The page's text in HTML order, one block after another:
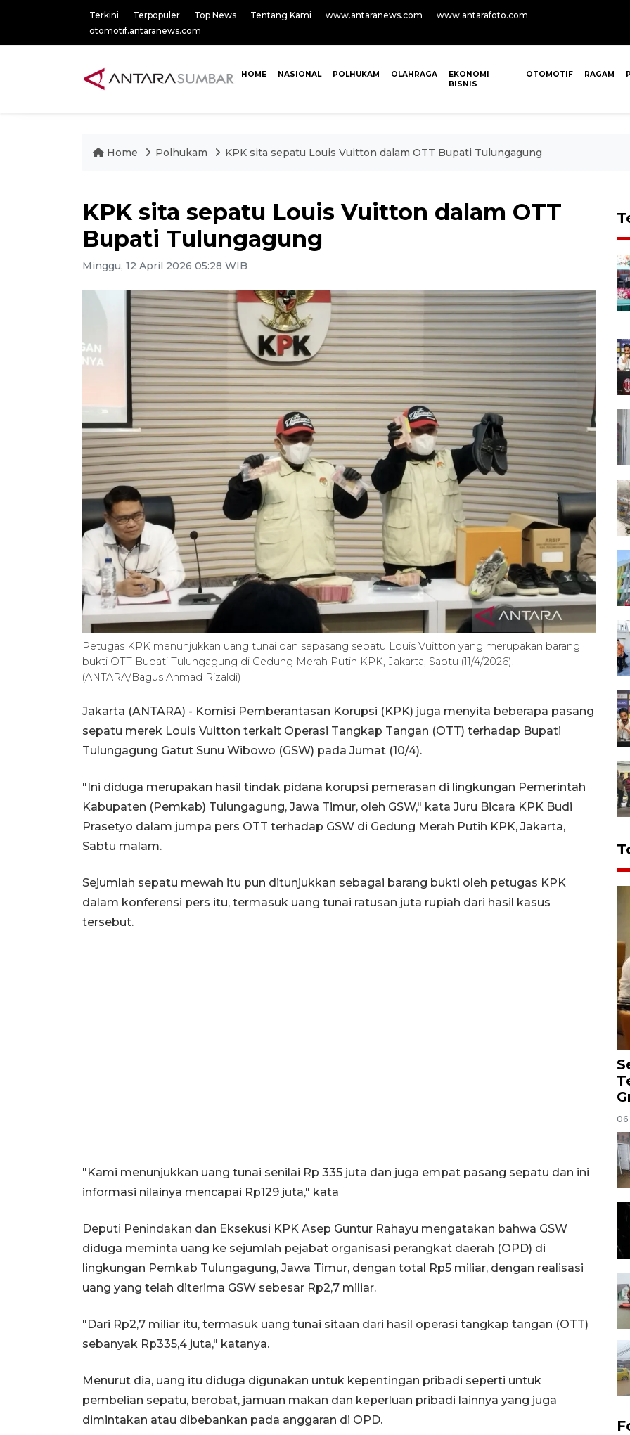
Terkini Terpopuler Top News Tentang Kami www.antaranews.com
www.antarafoto.com
otomotif.antaranews.com
HOME NASIONAL POLHUKAM OLAHRAGA
EKONOMI
BISNIS
OTOMOTIF RAGAM
Home Polhukam KPK sita sepatu Louis Vuitton dalam OTT Bupati Tulungagung
KPK sita sepatu Louis Vuitton dalam OTT
Bupati Tulungagung
Minggu, 12 April 2026 05:28 WIB
Petugas KPK menunjukkan uang tunai dan sepasang sepatu Louis Vuitton yang merupakan barang
bukti OTT Bupati Tulungagung di Gedung Merah Putih KPK, Jakarta, Sabtu (11/4/2026).
(ANTARA/Bagus Ahmad Rizaldi)
Jakarta (ANTARA) - Komisi Pemberantasan Korupsi (KPK) juga menyita beberapa pasang
sepatu merek Louis Vuitton terkait Operasi Tangkap Tangan (OTT) terhadap Bupati
Tulungagung Gatut Sunu Wibowo (GSW) pada Jumat (10/4).
"Ini diduga merupakan hasil tindak pidana korupsi pemerasan di lingkungan Pemerintah
Kabupaten (Pemkab) Tulungagung, Jawa Timur, oleh GSW," kata Juru Bicara KPK Budi
Prasetyo dalam jumpa pers OTT terhadap GSW di Gedung Merah Putih KPK, Jakarta,
Sabtu malam.
Sejumlah sepatu mewah itu pun ditunjukkan sebagai barang bukti oleh petugas KPK
dalam konferensi pers itu, termasuk uang tunai ratusan juta rupiah dari hasil kasus
tersebut.
"Kami menunjukkan uang tunai senilai Rp 335 juta dan juga empat pasang sepatu dan ini
informasi nilainya mencapai Rp129 juta," kata
Deputi Penindakan dan Eksekusi KPK Asep Guntur Rahayu mengatakan bahwa GSW
diduga meminta uang ke sejumlah pejabat organisasi perangkat daerah (OPD) di
lingkungan Pemkab Tulungagung, Jawa Timur, dengan total Rp5 miliar, dengan realisasi
uang yang telah diterima GSW sebesar Rp2,7 miliar.
"Dari Rp2,7 miliar itu, termasuk uang tunai sitaan dari hasil operasi tangkap tangan (OTT)
sebanyak Rp335,4 juta," katanya.
Menurut dia, uang itu diduga digunakan untuk kepentingan pribadi seperti untuk
pembelian sepatu, berobat, jamuan makan dan keperluan pribadi lainnya yang juga
dimintakan atau dibebankan pada anggaran di OPD.
06